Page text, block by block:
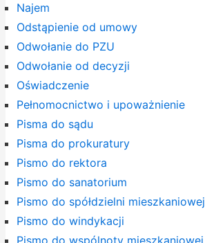
Najem
Odstąpienie od umowy
Odwołanie do PZU
Odwołanie od decyzji
Oświadczenie
Pełnomocnictwo i upoważnienie
Pisma do sądu
Pisma do prokuratury
Pismo do rektora
Pismo do sanatorium
Pismo do spółdzielni mieszkaniowej
Pismo do windykacji
Pismo do wspólnoty mieszkaniowej